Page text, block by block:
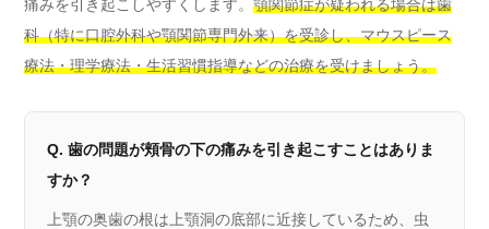
痛みを引き起こしやすくします。 顎関節症が疑われる場合は歯
科（特に口腔外科や顎関節専門外来）を受診し、マウスピース
療法・理学療法・生活習慣指導などの治療を受けましょう。
Q. 歯の問題が頬骨の下の痛みを引き起こすことはありま
すか？
上顎の奥歯の根は上顎洞の底部に近接しているため、虫